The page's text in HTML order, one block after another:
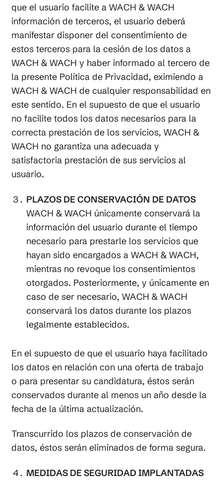
que el usuario facilite a WACH & WACH
información de terceros, el usuario deberá
manifestar disponer del consentimiento de
estos terceros para la cesión de los datos a
WACH & WACH y haber informado al tercero de
la presente Política de Privacidad, eximiendo a
WACH & WACH de cualquier responsabilidad en
este sentido. En el supuesto de que el usuario
no facilite todos los datos necesarios para la
correcta prestación de los servicios, WACH &
WACH no garantiza una adecuada y
satisfactoria prestación de sus servicios al
usuario.
PLAZOS DE CONSERVACIÓN DE DATOS
WACH & WACH únicamente conservará la
información del usuario durante el tiempo
necesario para prestarle los servicios que
hayan sido encargados a WACH & WACH,
mientras no revoque los consentimientos
otorgados. Posteriormente, y únicamente en
caso de ser necesario, WACH & WACH
conservará los datos durante los plazos
legalmente establecidos.
En el supuesto de que el usuario haya facilitado
los datos en relación con una oferta de trabajo
o para presentar su candidatura, éstos serán
conservados durante al menos un año desde la
fecha de la última actualización.
Transcurrido los plazos de conservación de
datos, éstos serán eliminados de forma segura.
MEDIDAS DE SEGURIDAD IMPLANTADAS